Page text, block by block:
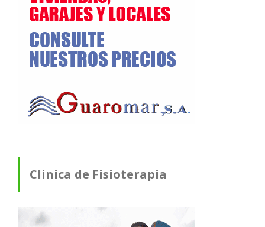
Clinica de Fisioterapia